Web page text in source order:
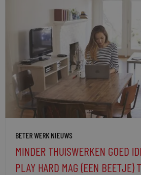
BETER WERK NIEUWS
MINDER THUISWERKEN GOED
PLAY HARD MAG (EEN BEETJE)